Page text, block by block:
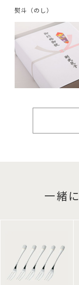
熨斗（のし）
一緒